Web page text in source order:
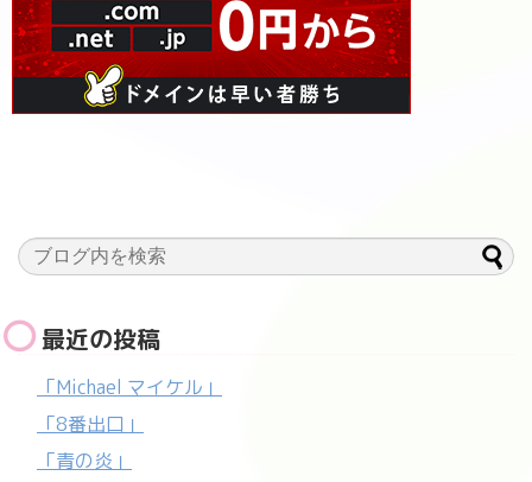
最近の投稿
「Michael マイケル」
「8番出口」
「青の炎」